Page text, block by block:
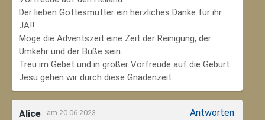
Der lieben Gottesmutter ein herzliches Danke für ihr
JA!!
Möge die Adventszeit eine Zeit der Reinigung, der
Umkehr und der Buße sein.
Treu im Gebet und in großer Vorfreude auf die Geburt
Jesu gehen wir durch diese Gnadenzeit.
Alice am 20.06.2023 Antworten